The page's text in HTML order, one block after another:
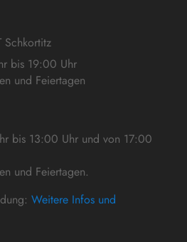
bis 19:00 Uhr
und Feiertagen
bis 13:00 Uhr und von 17:00
und Feiertagen.
Weitere Infos und